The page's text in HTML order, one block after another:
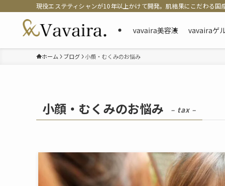
現役エステティシャンが10年以上かけて開発。肌結果にこだわる国
vavaira美容液 vavairaゲ
ホーム ブログ 小顔・むくみのお悩み
小顔・むくみのお悩み – tax –